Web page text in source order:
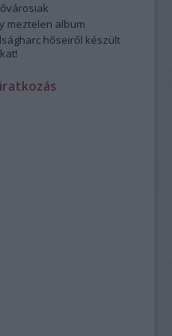
meztelen album
hőseiről készült